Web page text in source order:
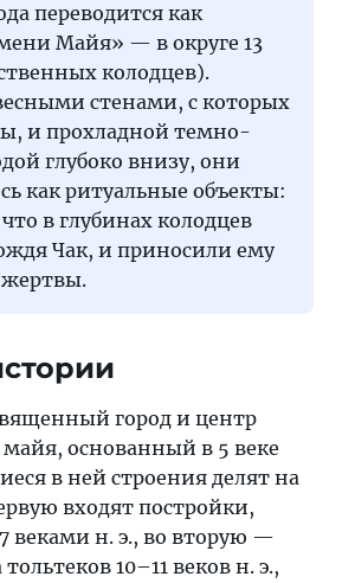
переводится как
Майя» — в округе 13
колодцев).
стенами, с которых
и прохладной темно-
глубоко внизу, они
как ритуальные объекты:
в глубинах колодцев
Чак, и приносили ему
жертвы.
город и центр
основанный в 5 веке
в ней строения делят на
входят постройки,
веками н. э., во вторую —
10–11 веков н. э.,